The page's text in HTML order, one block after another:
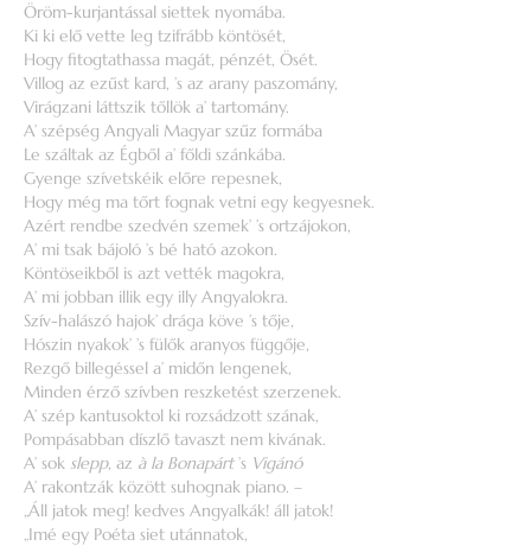
Öröm-kurjantással siettek nyomába.
Ki ki elő vette leg tzifrább köntösét,
Hogy fitogtathassa magát, pénzét, Ösét.
Villog az ezűst kard, ’s az arany paszomány,
Virágzani láttszik tőllök a’ tartomány.
A’ szépség Angyali Magyar szűz formába
Le száltak az Égből a’ főldi szánkába.
Gyenge szívetskéik előre repesnek,
Hogy még ma tőrt fognak vetni egy kegyesnek.
Azért rendbe szedvén szemek’ ’s ortzájokon,
A’ mi tsak bájoló ’s bé ható azokon.
Köntöseikből is azt vették magokra,
A’ mi jobban illik egy illy Angyalokra.
Szív-halászó hajok’ drága köve ’s tője,
Hószin nyakok’ ’s fülők aranyos függője,
Rezgő billegéssel a’ midőn lengenek,
Minden érző szívben reszketést szerzenek.
A’ szép kantusoktol ki rozsádzott szának,
Pompásabban díszlő tavaszt nem kivának.
A’ sok slepp, az à la Bonapárt’s Vigánó
A’ rakontzák között suhognak piano. –
„Áll jatok meg! kedves Angyalkák! áll jatok!
„Imé egy Poéta siet utánnatok,